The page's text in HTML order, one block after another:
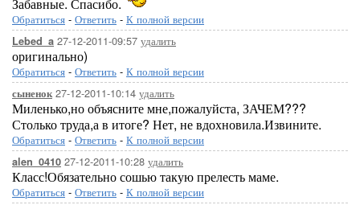
Обратиться - Ответить - К полной версии
Lebed_a 27-12-2011-09:57 удалить
оригинально)
Обратиться - Ответить - К полной версии
сыненок27-12-2011-10:14 удалить
Миленько,но объясните мне,пожалуйста, ЗАЧЕМ???
Столько труда,а в итоге? Нет, не вдохновила.Извините.
Обратиться - Ответить - К полной версии
alen_0410 27-12-2011-10:28 удалить
Класс!Обязательно сошью такую прелесть маме.
Обратиться - Ответить - К полной версии